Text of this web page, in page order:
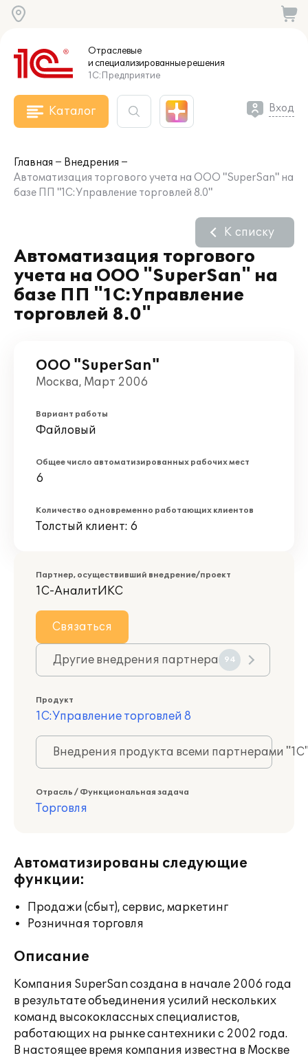
Отраслевые
и специализированныерешения
1С:Предприятие
Каталог Вход
Главная
Внедрения
Автоматизация торгового учета на ООО "SuperSan" на
базе ПП "1C:Управление торговлей 8.0"
Автоматизация торгового
учета на ООО "SuperSan" на
базе ПП "1C:Управление
торговлей 8.0"
К списку
ООО "SuperSan"
Москва, Март 2006
Вариант работы
Файловый
Общее число автоматизированных рабочих мест
6
Количество одновременно работающих клиентов
Толстый клиент: 6
Партнер, осуществивший внедрение/проект
1С-АналитИКС
Связаться
Другие внедрения партнера 94
Продукт
1С:Управление торговлей 8
Внедрения продукта всеми партнерами
Отрасль / Функциональная задача
Торговля
Автоматизированы следующие
функции:
Продажи (сбыт), сервис, маркетинг
Розничная торговля
Описание
Компания SuperSan создана в начале 2006 года
в результате объединения усилий нескольких
команд высококлассных специалистов,
работающих на рынке сантехники с 2002 года.
В настоящее время компания известна в Москве